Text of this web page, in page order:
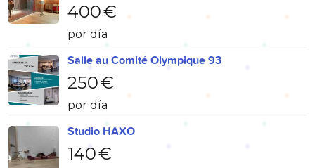
400 €
por día
Salle au Comité Olympique 93
250 €
por día
Studio HAXO
140 €